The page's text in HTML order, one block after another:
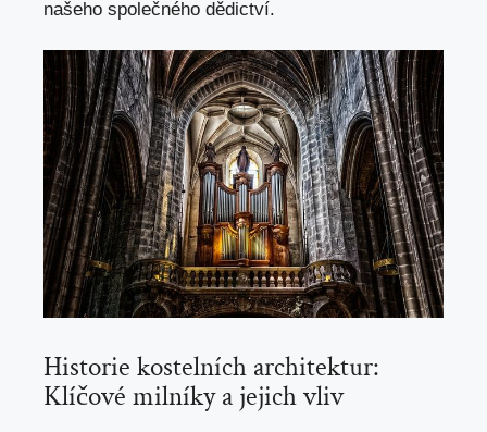
našeho společného dědictví.
Historie ‍kostelních ​architektur:
Klíčové⁤ milníky ⁤a ⁤jejich ‌vliv